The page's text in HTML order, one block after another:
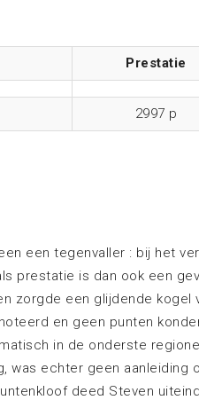
Prestatie
2997 p
een tegenvaller : bij het
prestatie is dan ook een
zorgde een glijdende kogel
en geen punten
in de onderste
was echter geen aanleiding
deed Steven